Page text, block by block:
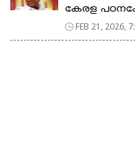
കേരള
FEB 21, 2026,